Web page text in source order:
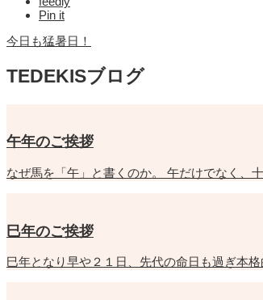
Pin it
今日も猛暑日！
TEDEKISブログ
午年のご挨拶
なぜ馬を「午」と書くのか。 午だけでなく、
巳年のご挨拶
巳年となり早や２１日、先代の命日も過ぎ本